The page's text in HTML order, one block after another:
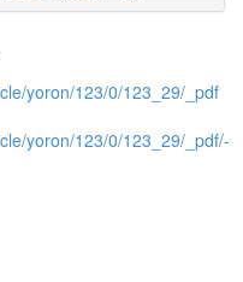
yoron/123/0/123_29/_pdf
yoron/123/0/123_29/_pdf/-